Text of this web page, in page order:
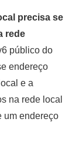
precisa se
rede
público do
endereço
e a
na rede local
um endereço